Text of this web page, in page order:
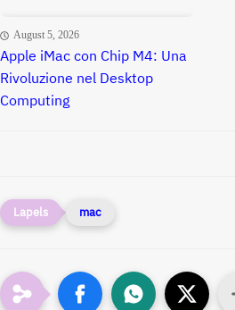
August 5, 2026
Apple iMac con Chip M4: Una
Rivoluzione nel Desktop
Computing
mac